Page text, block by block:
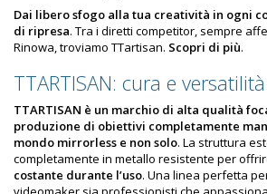
Dai libero sfogo alla tua creatività in ogni
di ripresa. Tra i diretti competitor, sempre
Rinowa, troviamo TTartisan. Scopri di più.
TTARTISAN: cura e versatilità
TTARTISAN è un marchio di alta qualità
produzione di obiettivi completamente
mondo mirrorless e non solo. La struttura
completamente in metallo resistente per
costante durante l’uso. Una linea perfetta